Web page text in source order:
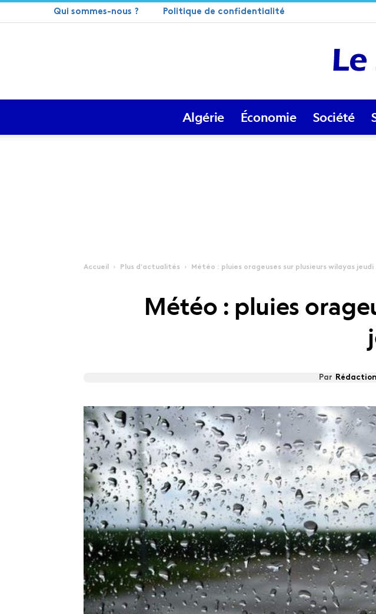
Qui sommes-nous ? Politique de confidentialité
Algérie Économie Société
Accueil Plus d'actualités Météo : pluies orageuses sur plusieurs wilayas jeudi
Météo : pluies
Par Rédaction